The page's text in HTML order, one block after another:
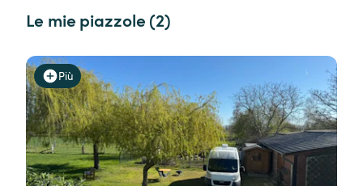
Le mie piazzole (2)
Più